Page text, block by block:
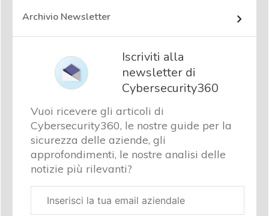
Archivio Newsletter
Iscriviti alla
newsletter di
Cybersecurity360
Vuoi ricevere gli articoli di
Cybersecurity360, le nostre guide per la
sicurezza delle aziende, gli
approfondimenti, le nostre analisi delle
notizie più rilevanti?
aziendale